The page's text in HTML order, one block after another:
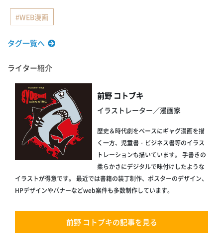
WEB漫画
タグ一覧へ
ライター紹介
前野 コトブキ
イラストレーター／漫画家
歴史＆時代劇をベースにギャグ漫画を描
く一方、児童書・ビジネス書等のイラス
トレーションも描いています。 手書きの
柔らかさにデジタルで味付けしたような
イラストが得意です。 最近では書籍の装丁制作、ポスターのデザイン、
HPデザインやバナーなどweb案件も多数制作しています。
前野 コトブキの記事を見る